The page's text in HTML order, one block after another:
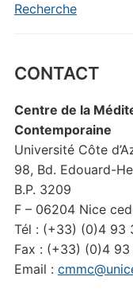
Recherche
CONTACT
Centre de la
Contemporaine
Université Côte
98, Bd. Edouard-
B.P. 3209
F – 06204 Nice
Tél : (+33) (0)4 93
Fax : (+33) (0)4
Email :